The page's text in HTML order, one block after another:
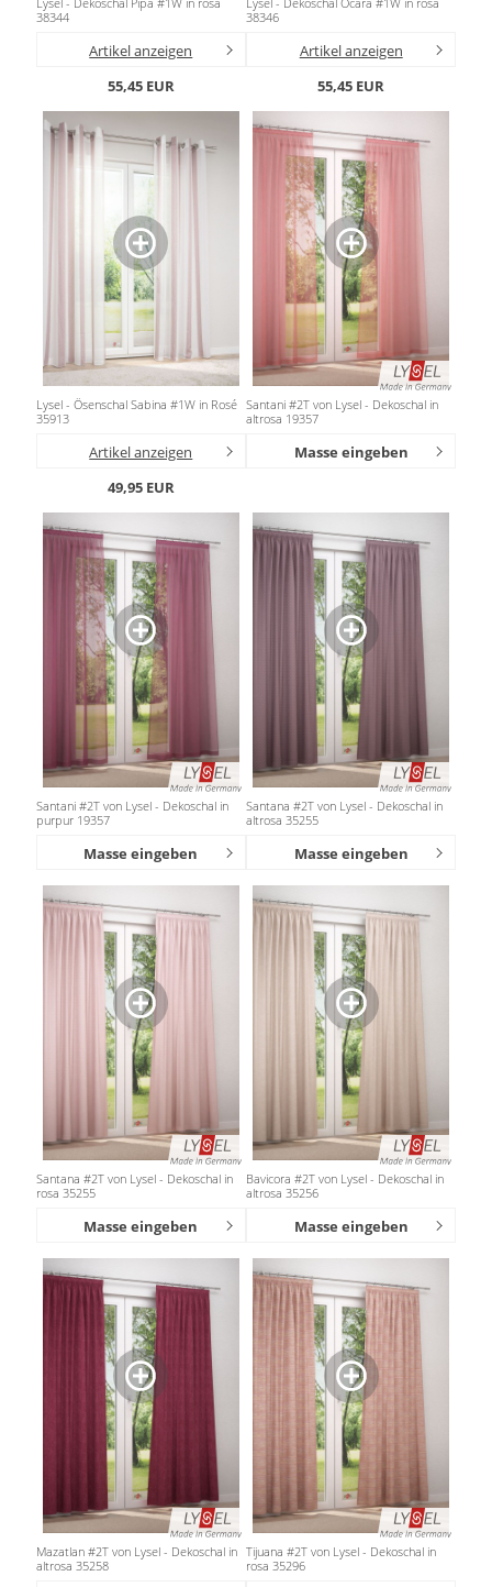
Gardinenstange
Stoffe
Panneaux
38344
Artikel anzeigen
55,45 EUR
38346
Artikel anzeigen
55,45 EUR
Lysel - Ösenschal Sabina #1W in Rosé
35913
Artikel anzeigen
49,95 EUR
Santani #2T von Lysel - Dekoschal in
altrosa 19357
Masse eingeben
Santani #2T von Lysel - Dekoschal in
purpur 19357
Masse eingeben
Santana #2T von Lysel - Dekoschal in
altrosa 35255
Masse eingeben
Santana #2T von Lysel - Dekoschal in
rosa 35255
Masse eingeben
Bavicora #2T von Lysel - Dekoschal in
altrosa 35256
Masse eingeben
Mazatlan #2T von Lysel - Dekoschal in
altrosa 35258
Tijuana #2T von Lysel - Dekoschal in
rosa 35296